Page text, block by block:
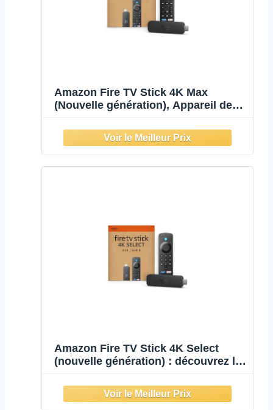
Amazon Fire TV Stick 4K Max
(Nouvelle génération), Appareil de
dynamique et prenant en charge le
Wi-Fi 6E, Trouvez vos séries plus
rapidement avec Alexa+
Amazon Fire TV Stick 4K Select
(nouvelle génération) : découvrez le
centaines de milliers de films et
d'épisodes TV, et trouvez vos séries